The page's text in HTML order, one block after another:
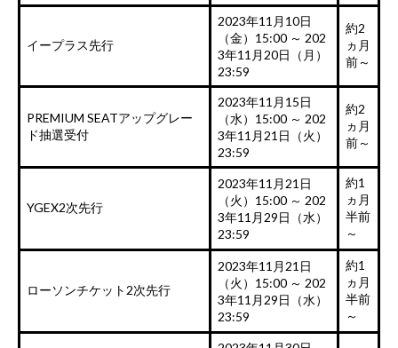
イープラス先行
2023年11月10日
（金）15:00 ～ 202
3年11月20日（月）
23:59
約2
ヵ月
前～
PREMIUM SEATアップグレー
ド抽選受付
2023年11月15日
（水）15:00 ～ 202
3年11月21日（火）
23:59
約2
ヵ月
前～
YGEX2次先行
2023年11月21日
（火）15:00 ～ 202
3年11月29日（水）
23:59
約1
ヵ月
半前
～
ローソンチケット2次先行
2023年11月21日
（火）15:00 ～ 202
3年11月29日（水）
23:59
約1
ヵ月
半前
～